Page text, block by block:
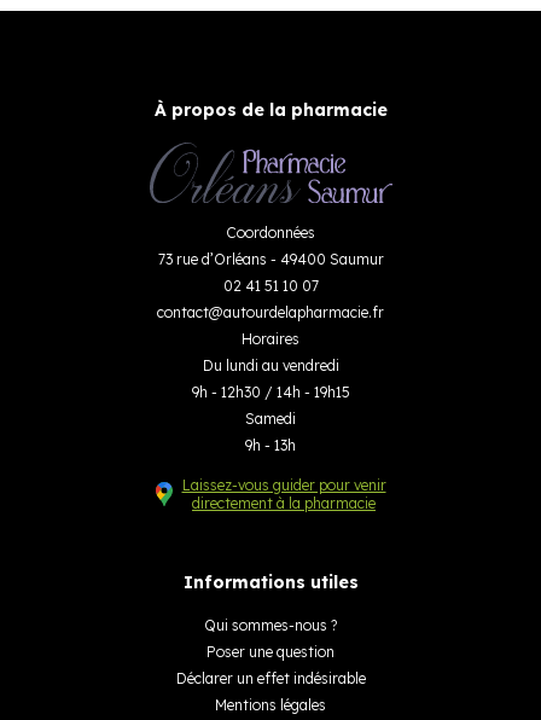
À propos de la pharmacie
Coordonnées
73 rue d’Orléans - 49400 Saumur
02 41 51 10 07
contact@autourdelapharmacie.fr
Horaires
Du lundi au vendredi
9h - 12h30 / 14h - 19h15
Samedi
9h - 13h
Laissez-vous guider pour venir
directement à la pharmacie
Informations utiles
Qui sommes-nous ?
Poser une question
Déclarer un effet indésirable
Mentions légales